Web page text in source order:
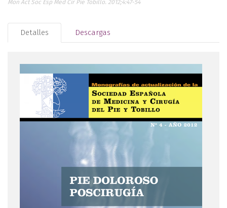
Mon Act Soc Esp Med Cir Pie Tobillo. 2012;4:47-54
Detalles Descargas